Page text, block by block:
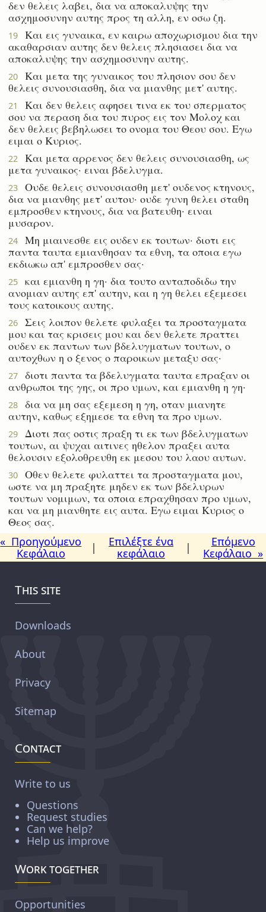
δεν θελεις λαβει, δια να αποκαλυψης την
ασχημοσυνην αυτης προς τη αλλη, εν οσω ζη.
19
Και εις γυναικα, εν καιρω αποχωρισμου δια την
ακαθαρσιαν αυτης δεν θελεις πλησιασει δια να
αποκαλυψης την ασχημοσυνην αυτης.
20
Και μετα της γυναικος του πλησιον σου δεν
θελεις συνουσιασθη, δια να μιανθης μετ' αυτης.
21
Και δεν θελεις αφησει τινα εκ του σπερματος
σου να περαση δια του πυρος εις τον Μολοχ και
δεν θελεις βεβηλωσει το ονομα του Θεου σου. Εγω
ειμαι ο Κυριος.
22
Και μετα αρρενος δεν θελεις συνουσιασθη, ως
μετα γυναικος· ειναι βδελυγμα.
23
Ουδε θελεις συνουσιασθη μετ' ουδενος κτηνους,
δια να μιανθης μετ' αυτου· ουδε γυνη θελει σταθη
εμπροσθεν κτηνους, δια να βατευθη· ειναι
μυσαρον.
24
Μη μιαινεσθε εις ουδεν εκ τουτων· διοτι εις
παντα ταυτα εμιανθησαν τα εθνη, τα οποια εγω
εκδιωκω απ' εμπροσθεν σας·
25
και εμιανθη η γη· δια τουτο ανταποδιδω την
ανομιαν αυτης επ' αυτην, και η γη θελει εξεμεσει
τους κατοικους αυτης.
26
Σεις λοιπον θελετε φυλαξει τα προσταγματα
μου και τας κρισεις μου και δεν θελετε πραττει
ουδεν εκ παντων των βδελυγματων τουτων, ο
αυτοχθων η ο ξενος ο παροικων μεταξυ σας·
27
διοτι παντα τα βδελυγματα ταυτα επραξαν οι
ανθρωποι της γης, οι προ υμων, και εμιανθη η γη·
28
δια να μη σας εξεμεση η γη, οταν μιανητε
αυτην, καθως εξημεσε τα εθνη τα προ υμων.
29
Διοτι πας οστις πραξη τι εκ των βδελυγματων
τουτων, αι ψυχαι αιτινες ηθελον πραξει αυτα
θελουσιν εξολοθρευθη εκ μεσου του λαου αυτων.
30
Οθεν θελετε φυλαττει τα προσταγματα μου,
ωστε να μη πραξητε μηδεν εκ των βδελυρων
τουτων νομιμων, τα οποια επραχθησαν προ υμων,
και να μη μιανθητε εις αυτα. Εγω ειμαι Κυριος ο
Θεος σας.
« Προηγούμενο
Κεφάλαιο
|
Επιλέξτε ένα
κεφάλαιο
|
Επόμενο
Κεφάλαιο »
This site
Downloads
About
Privacy
Sitemap
Contact
Write to us
Questions
Request studies
Can we help?
Help us improve
Work together
Opportunities